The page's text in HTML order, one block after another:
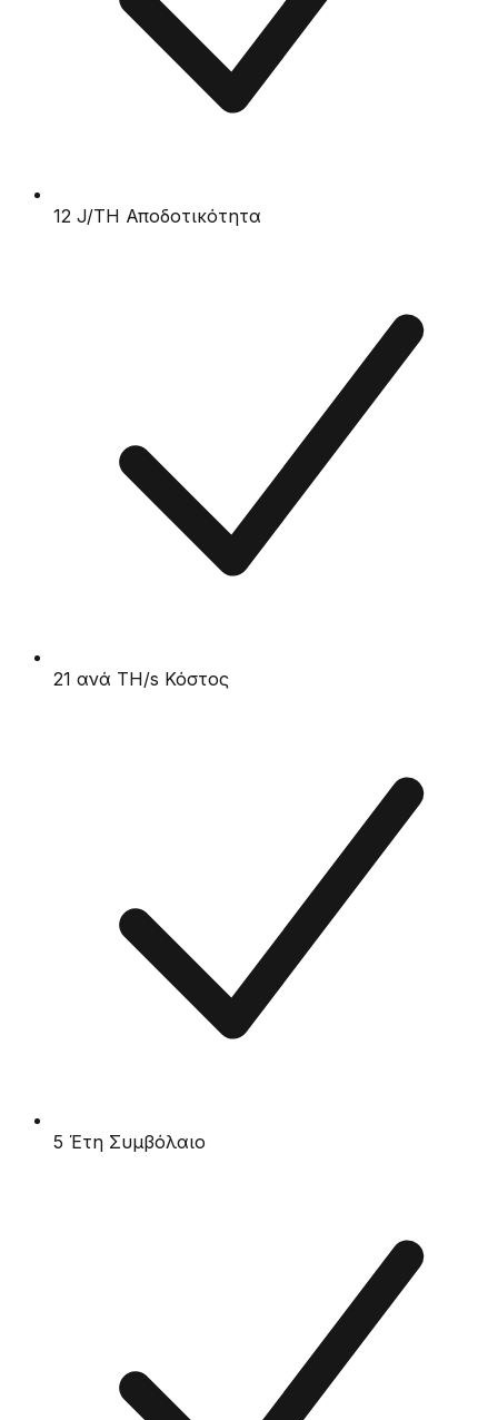
12 J/TH Αποδοτικότητα
21 ανά TH/s Κόστος
5 Έτη Συμβόλαιο